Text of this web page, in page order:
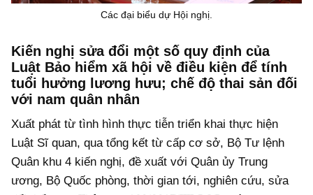
Các đại biểu dự Hội nghị.
Kiến nghị sửa đổi một số quy định của
Luật Bảo hiểm xã hội về điều kiện để tính
tuổi hưởng lương hưu; chế độ thai sản đối
với nam quân nhân
Xuất phát từ tình hình thực tiễn triển khai thực hiện
Luật Sĩ quan, qua tổng kết từ cấp cơ sở, Bộ Tư lệnh
Quân khu 4 kiến nghị, đề xuất với Quân ủy Trung
ương, Bộ Quốc phòng, thời gian tới, nghiên cứu, sửa